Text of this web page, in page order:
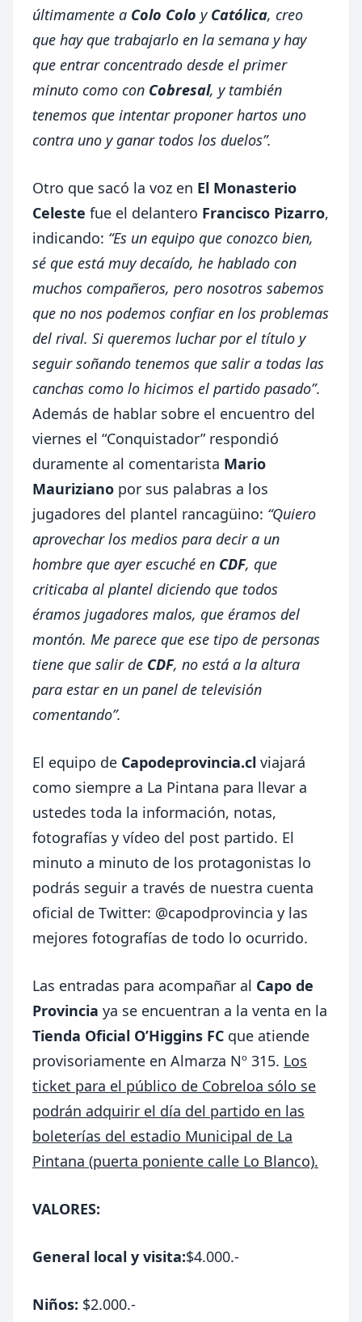
últimamente a Colo Colo y Católica, creo
que hay que trabajarlo en la semana y hay
que entrar concentrado desde el primer
minuto como con Cobresal, y también
tenemos que intentar proponer hartos uno
contra uno y ganar todos los duelos”.
Otro que sacó la voz en El Monasterio
Celeste fue el delantero Francisco Pizarro,
indicando: “Es un equipo que conozco bien,
sé que está muy decaído, he hablado con
muchos compañeros, pero nosotros sabemos
que no nos podemos confiar en los problemas
del rival. Si queremos luchar por el título y
seguir soñando tenemos que salir a todas las
canchas como lo hicimos el partido pasado”.
Además de hablar sobre el encuentro del
viernes el “Conquistador” respondió
duramente al comentarista Mario
Mauriziano por sus palabras a los
jugadores del plantel rancagüino: “Quiero
aprovechar los medios para decir a un
hombre que ayer escuché en CDF, que
criticaba al plantel diciendo que todos
éramos jugadores malos, que éramos del
montón. Me parece que ese tipo de personas
tiene que salir de CDF, no está a la altura
para estar en un panel de televisión
comentando”.
El equipo de Capodeprovincia.cl viajará
como siempre a La Pintana para llevar a
ustedes toda la información, notas,
fotografías y vídeo del post partido. El
minuto a minuto de los protagonistas lo
podrás seguir a través de nuestra cuenta
oficial de Twitter: @capodprovincia y las
mejores fotografías de todo lo ocurrido.
Las entradas para acompañar al Capo de
Provincia ya se encuentran a la venta en la
Tienda Oficial O’Higgins FC que atiende
provisoriamente en Almarza Nº 315. Los
ticket para el público de Cobreloa sólo se
podrán adquirir el día del partido en las
boleterías del estadio Municipal de La
Pintana (puerta poniente calle Lo Blanco).
VALORES:
General local y visita:$4.000.-
Niños: $2.000.-